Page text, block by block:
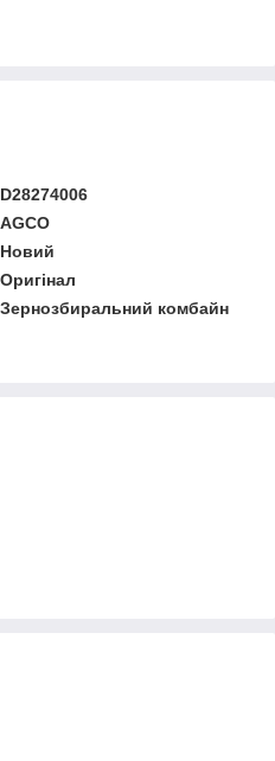
D28274006
AGCO
Новий
Оригінал
Зернозбиральний комбайн